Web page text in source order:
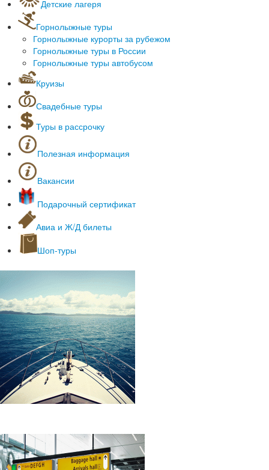
Зарубежные туры для школьников
Однодневные экскурсии
Для начальной школы
Для старшеклассников
Детские лагеря
Лагеря Нижегородской области
Лагеря Чувашии
Лагеря Московской области
Лагеря Кировской области
Лагеря Анапы
Лагеря Геленджик
Лагеря Черногория
Лагеря Туапсе
Лагеря Мордовия
Санатории Крым
Спортивные Крым
Азовское/Черное море
Горнолыжные туры
Горнолыжные курорты за рубежом
Горнолыжные туры в России
Горнолыжные туры автобусом
Круизы
Морские круизы
Речные круизы
Свадебные туры
Туры в рассрочку
Полезная информация
Оформление загранпаспортов
Полезные сервисы
Культурные места
Он-лайн табло аэропортов
Наши партнеры
Вакансии
Подарочный сертификат
Авиа и Ж/Д билеты
Шоп-туры